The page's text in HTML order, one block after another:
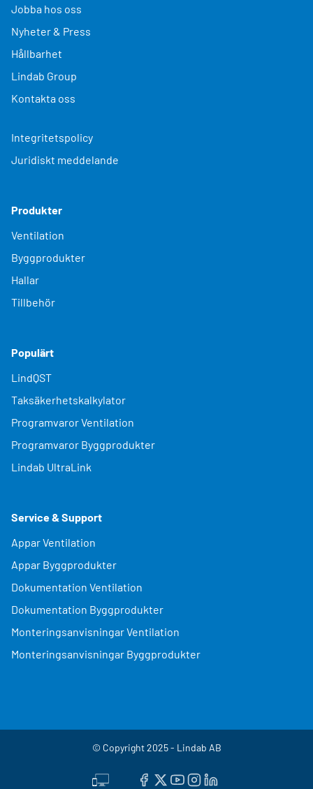
Jobba hos oss
Nyheter & Press
Hållbarhet
Lindab Group
Kontakta oss
Integritetspolicy
Juridiskt meddelande
Produkter
Ventilation
Byggprodukter
Hallar
Tillbehör
Populärt
LindQST
Taksäkerhetskalkylator
Programvaror Ventilation
Programvaror Byggprodukter
Lindab UltraLink
Service & Support
Appar Ventilation
Appar Byggprodukter
Dokumentation Ventilation
Dokumentation Byggprodukter
Monteringsanvisningar Ventilation
Monteringsanvisningar Byggprodukter
© Copyright 2025 - Lindab AB